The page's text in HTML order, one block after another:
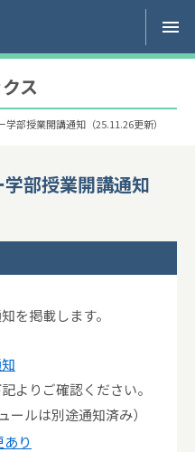
ス
部授業開講通知（25.11.26更新）
部授業開講通知
を掲載します。
よりご確認ください。
ールは別途通知済み）
り